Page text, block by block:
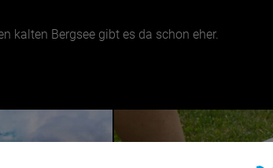
kalten Bergsee gibt es da schon eher.